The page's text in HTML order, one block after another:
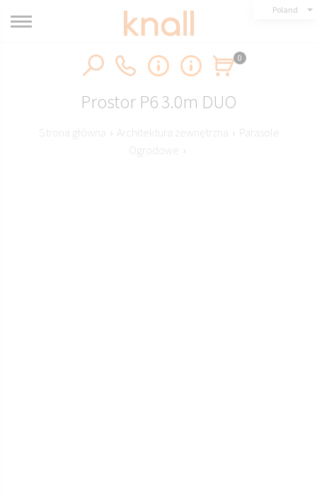
Poland
0
Prostor P6 3.0m DUO
Strona główna › Architektura zewnętrzna › Parasole
Ogrodowe
›